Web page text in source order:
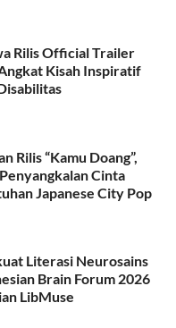
Rilis Official Trailer
Kisah Inspiratif
Rilis “Kamu Doang”,
Cinta
Japanese City Pop
Literasi Neurosains
Brain Forum 2026
LibMuse